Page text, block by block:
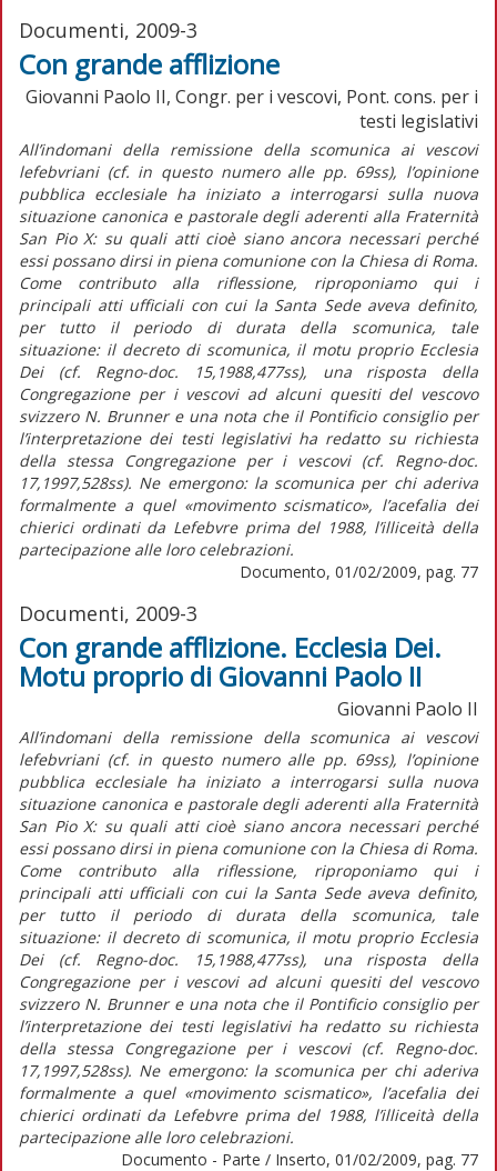
Documenti, 2009-3
Con grande afflizione
Giovanni Paolo II, Congr. per i vescovi, Pont. cons. per i
testi legislativi
All’indomani della remissione della scomunica ai vescovi
lefebvriani (cf. in questo numero alle pp. 69ss), l’opinione
pubblica ecclesiale ha iniziato a interrogarsi sulla nuova
situazione canonica e pastorale degli aderenti alla Fraternità
San Pio X: su quali atti cioè siano ancora necessari perché
essi possano dirsi in piena comunione con la Chiesa di Roma.
Come contributo alla riflessione, riproponiamo qui i
principali atti ufficiali con cui la Santa Sede aveva definito,
per tutto il periodo di durata della scomunica, tale
situazione: il decreto di scomunica, il motu proprio Ecclesia
Dei (cf. Regno-doc. 15,1988,477ss), una risposta della
Congregazione per i vescovi ad alcuni quesiti del vescovo
svizzero N. Brunner e una nota che il Pontificio consiglio per
l’interpretazione dei testi legislativi ha redatto su richiesta
della stessa Congregazione per i vescovi (cf. Regno-doc.
17,1997,528ss). Ne emergono: la scomunica per chi aderiva
formalmente a quel «movimento scismatico», l’acefalia dei
chierici ordinati da Lefebvre prima del 1988, l’illiceità della
partecipazione alle loro celebrazioni.
Documento, 01/02/2009, pag. 77
Documenti, 2009-3
Con grande afflizione. Ecclesia Dei.
Motu proprio di Giovanni Paolo II
Giovanni Paolo II
All’indomani della remissione della scomunica ai vescovi
lefebvriani (cf. in questo numero alle pp. 69ss), l’opinione
pubblica ecclesiale ha iniziato a interrogarsi sulla nuova
situazione canonica e pastorale degli aderenti alla Fraternità
San Pio X: su quali atti cioè siano ancora necessari perché
essi possano dirsi in piena comunione con la Chiesa di Roma.
Come contributo alla riflessione, riproponiamo qui i
principali atti ufficiali con cui la Santa Sede aveva definito,
per tutto il periodo di durata della scomunica, tale
situazione: il decreto di scomunica, il motu proprio Ecclesia
Dei (cf. Regno-doc. 15,1988,477ss), una risposta della
Congregazione per i vescovi ad alcuni quesiti del vescovo
svizzero N. Brunner e una nota che il Pontificio consiglio per
l’interpretazione dei testi legislativi ha redatto su richiesta
della stessa Congregazione per i vescovi (cf. Regno-doc.
17,1997,528ss). Ne emergono: la scomunica per chi aderiva
formalmente a quel «movimento scismatico», l’acefalia dei
chierici ordinati da Lefebvre prima del 1988, l’illiceità della
partecipazione alle loro celebrazioni.
Documento - Parte / Inserto, 01/02/2009, pag. 77